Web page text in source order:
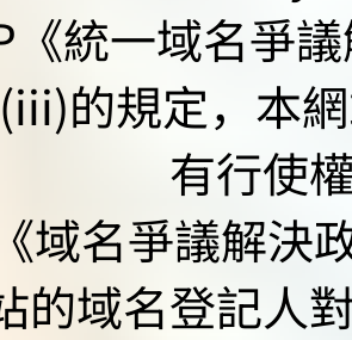
《統一域名爭
的規定，本
有行使
域名爭議解決
的域名登記人